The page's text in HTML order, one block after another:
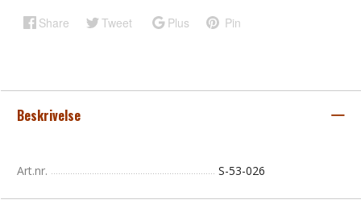
Share Tweet Plus Pin
Beskrivelse
Art.nr. S-53-026